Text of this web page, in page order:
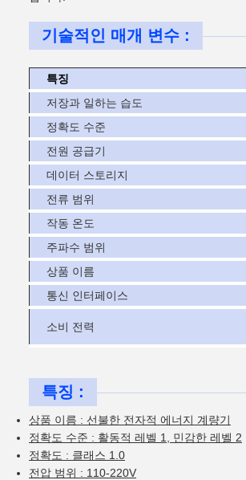
기술적인 매개 변수 :
특징
저장과 일하는 습도
정확도 수준
전원 공급기
데이터 스토리지
전류 범위
작동 온도
주파수 범위
상품 이름
통신 인터페이스
소비 전력
특징 :
상품 이름 : 선불한 전자적 에너지 계량기
정확도 수준 : 활동적 레벨 1, 민감한 레벨 2
정확도 : 클래스 1.0
전압 범위 : 110-220V